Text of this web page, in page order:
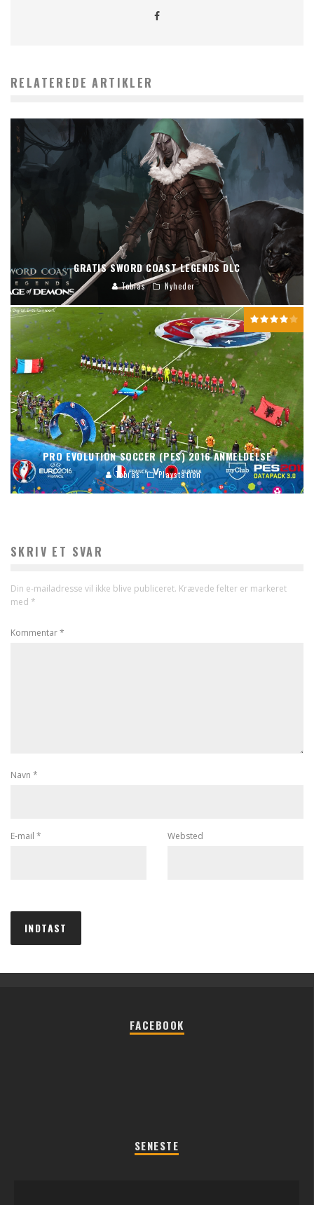
RELATEREDE ARTIKLER
GRATIS SWORD COAST LEGENDS DLC
Tobias Nyheder
PRO EVOLUTION SOCCER (PES) 2016 ANMELDELSE
Tobias Playstation
SKRIV ET SVAR
Din e-mailadresse vil ikke blive publiceret. Krævede felter er markeret
med *
Kommentar*
Navn *
E-mail * Websted
FACEBOOK
SENESTE